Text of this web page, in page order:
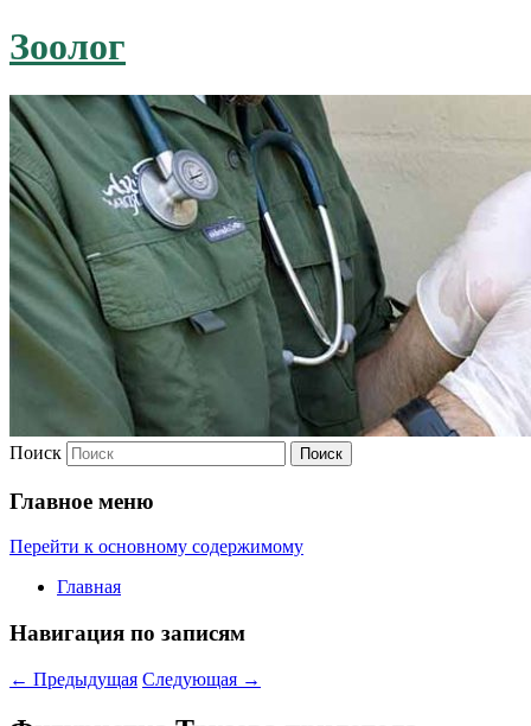
Зоолог
Поиск
Главное меню
Перейти к основному содержимому
Главная
Навигация по записям
← Предыдущая Следующая →